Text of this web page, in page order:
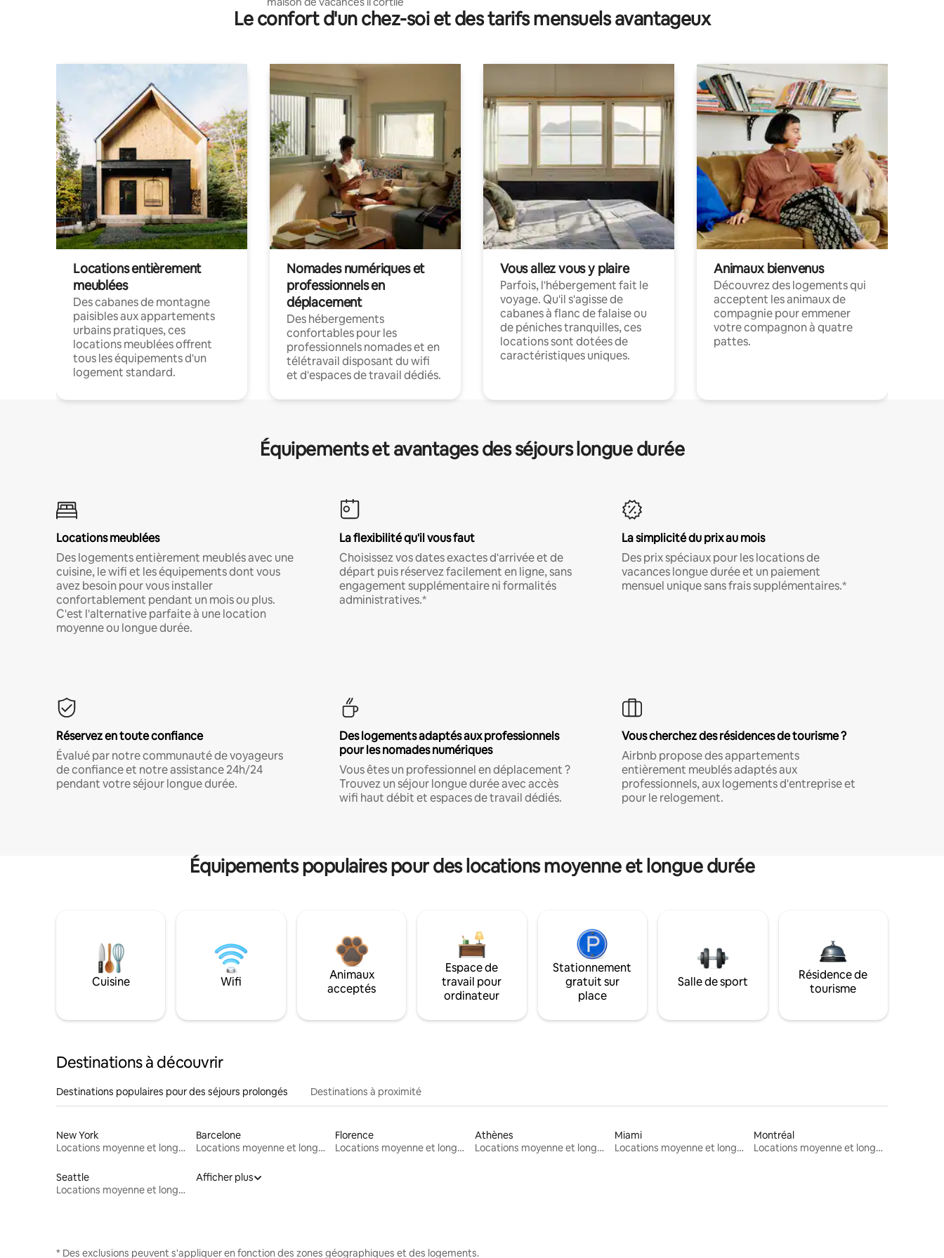
Le confort d'un chez-soi et des tarifs mensuels avantageux
Locations entièrement
meublées
Des cabanes de montagne
paisibles aux appartements
urbains pratiques, ces
locations meublées offrent
tous les équipements d'un
logement standard.
Nomades numériques et
professionnels en
déplacement
Des hébergements
confortables pour les
professionnels nomades et en
télétravail disposant du wifi
et d'espaces de travail dédiés.
Vous allez vous y plaire
Parfois, l'hébergement fait le
voyage. Qu'il s'agisse de
cabanes à flanc de falaise ou
de péniches tranquilles, ces
locations sont dotées de
caractéristiques uniques.
Animaux bienvenus
Découvrez des logements qui
acceptent les animaux de
compagnie pour emmener
votre compagnon à quatre
pattes.
Équipements et avantages des séjours longue durée
Locations meublées
Des logements entièrement meublés avec une
cuisine, le wifi et les équipements dont vous
avez besoin pour vous installer
confortablement pendant un mois ou plus.
C'est l'alternative parfaite à une location
moyenne ou longue durée.
La flexibilité qu'il vous faut
Choisissez vos dates exactes d'arrivée et de
départ puis réservez facilement en ligne, sans
engagement supplémentaire ni formalités
administratives.*
La simplicité du prix au mois
Des prix spéciaux pour les locations de
vacances longue durée et un paiement
mensuel unique sans frais supplémentaires.*
Réservez en toute confiance
Évalué par notre communauté de voyageurs
de confiance et notre assistance 24h/24
pendant votre séjour longue durée.
Des logements adaptés aux professionnels
pour les nomades numériques
Vous êtes un professionnel en déplacement ?
Trouvez un séjour longue durée avec accès
wifi haut débit et espaces de travail dédiés.
Vous cherchez des résidences de tourisme ?
Airbnb propose des appartements
entièrement meublés adaptés aux
professionnels, aux logements d'entreprise et
pour le relogement.
Équipements populaires pour des locations moyenne et longue durée
Cuisine Wifi
Animaux
acceptés
Espace de
travail pour
ordinateur
Stationnement
gratuit sur
place
Salle de sport
Résidence de
tourisme
Destinations à découvrir
Destinations populaires pour des séjours prolongés Destinations à proximité
New York
Locations moyenne et longue durée
Barcelone
Locations moyenne et longue durée
Florence
Locations moyenne et longue durée
Athènes
Locations moyenne et longue durée
Miami
Locations moyenne et longue durée
Montréal
Locations moyenne et longue durée
Seattle
Locations moyenne et longue durée
Afficher plus
* Des exclusions peuvent s'appliquer en fonction des zones géographiques et des logements.